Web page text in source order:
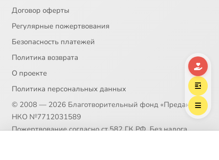
Договор оферты
Регулярные пожертвования
Безопасность платежей
Политика возврата
О проекте
Политика персональных данных
© 2008 — 2026 Благотворительный фонд «Предание»
НКО №7712031589
Пожертвование согласно ст.582 ГК РФ. Без налога